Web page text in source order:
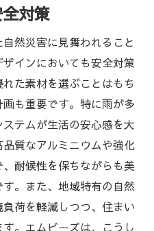
対策
然災害に見舞われること
インにおいても安全対策
た素材を選ぶことはもち
も重要です。特に雨が多
テムが生活の安心感を大
質なアルミニウムや強化
耐候性を保ちながらも美
。また、地域特有の自然
荷を軽減しつつ、住まい
。エムビーズは、こうし